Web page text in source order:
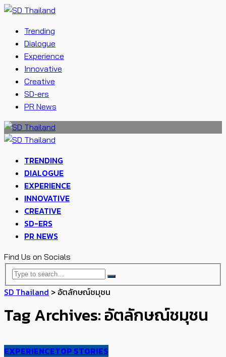
Trending
Dialogue
Experience
Innovative
Creative
SD-ers
PR News
TRENDING
DIALOGUE
EXPERIENCE
INNOVATIVE
CREATIVE
SD-ERS
PR NEWS
Find Us on Socials
SD Thailand > อัตลักษณ์ชมุชน
Tag Archives: อัตลักษณ์ชมุชน
EXPERIENCETOP STORIES